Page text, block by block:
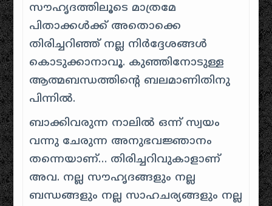
സൗഹൃദത്തിലൂടെ മാത്രമേ
പിതാക്കൾക്ക് അതൊക്കെ
തിരിച്ചറിഞ്ഞ് നല്ല നിർദ്ദേശങ്ങൾ
കൊടുക്കാനാവൂ. കുഞ്ഞിനോടുള്ള
ആത്മബന്ധത്തിന്റെ ബലമാണിതിനു
പിന്നിൽ.
ബാക്കിവരുന്ന നാലിൽ ഒന്ന്സ്വയം
വന്നു ചേരുന്ന അനുഭവജ്ഞാനം
തന്നെയാണ്… തിരിച്ചറിവുകാളാണ്
അവ. നല്ല സൗഹൃദങ്ങളും നല്ല
ബന്ധങ്ങളും നല്ല സാഹചര്യങ്ങളും നല്ല